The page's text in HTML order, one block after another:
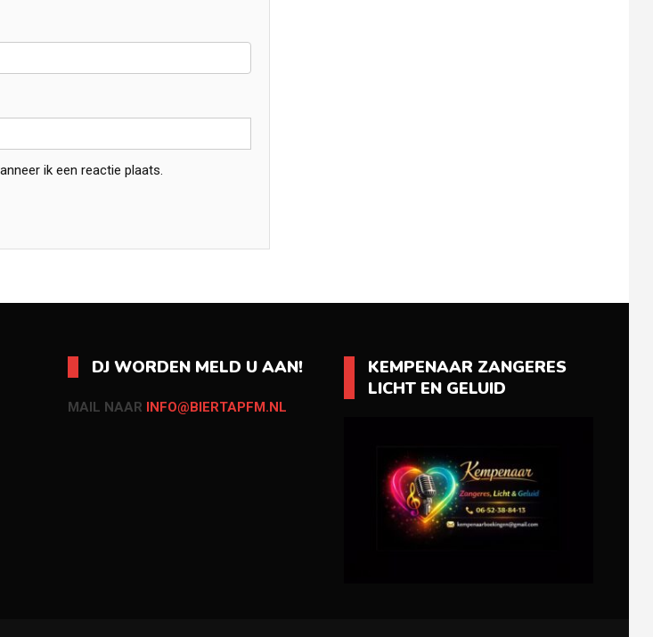
ik een reactie plaats.
DJ WORDEN MELD U AAN!
MAIL NAAR INFO@BIERTAPFM.NL
KEMPENAAR ZANGERES
LICHT EN GELUID